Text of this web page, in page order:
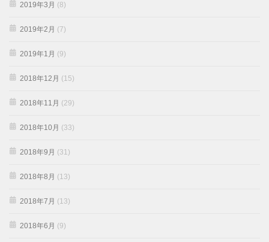
2019年3月 (8)
2019年2月 (7)
2019年1月 (9)
2018年12月 (15)
2018年11月 (29)
2018年10月 (33)
2018年9月 (31)
2018年8月 (13)
2018年7月 (13)
2018年6月 (9)